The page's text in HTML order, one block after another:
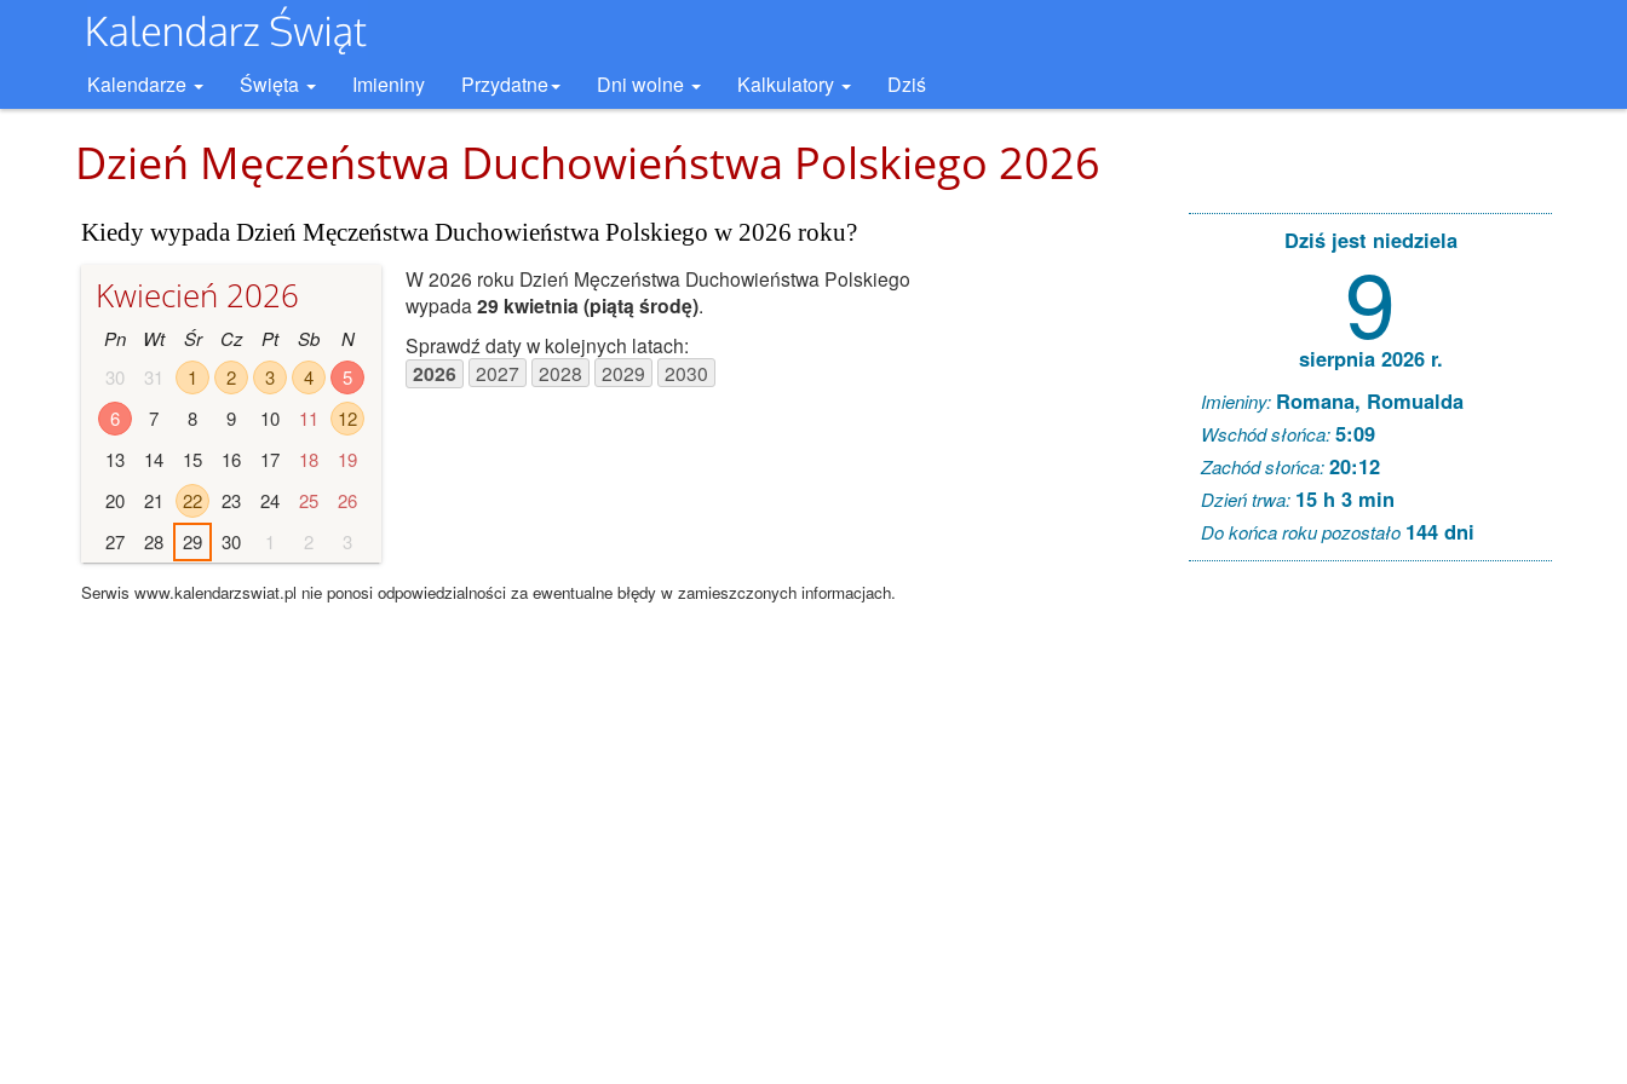
Kalendarze Święta Imieniny Przydatne Dni wolne Kalkulatory Dziś
Dzień Męczeństwa Duchowieństwa Polskiego 2026
Kiedy wypada Dzień Męczeństwa Duchowieństwa Polskiego w 2026 roku?
Kwiecień 2026
Pn Wt Śr Cz Pt Sb
N
30
31 1 2 3 4
5
6
7 8 9 10 11
12
13
14 15 16 17 18
19
20
21 22 23 24 25
26
27
28 29 30 1 2 3
W 2026 roku Dzień Męczeństwa Duchowieństwa Polskiego
wypada 29 kwietnia (piątą środę).
Sprawdź daty w kolejnych latach:
2026 2027 2028 2029 2030
Serwis www.kalendarzswiat.pl nie ponosi odpowiedzialności za ewentualne błędy w zamieszczonych informacjach.
Dziś jest niedziela
9
sierpnia 2026 r.
Imieniny: Romana, Romualda
Wschód słońca:5:09
Zachód słońca:20:12
Dzień trwa: 15 h 3 min
Do końca roku pozostało 144 dni